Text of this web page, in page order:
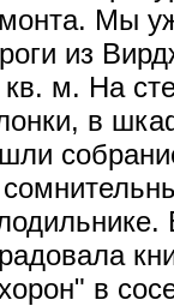
Мы
из
кв. м. На
в
в